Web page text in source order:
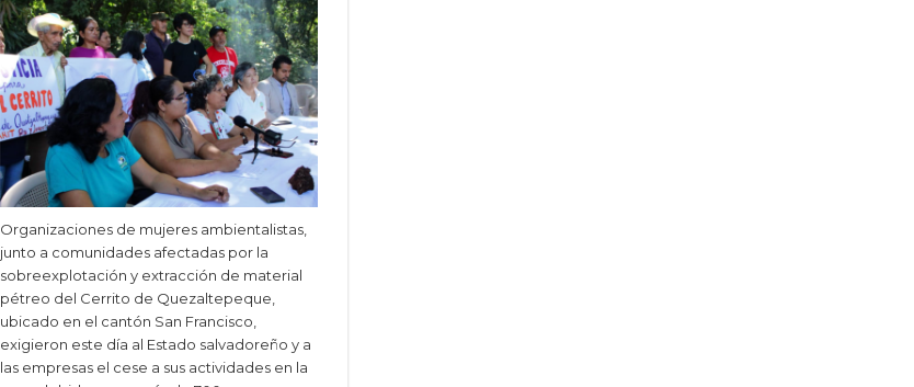
Organizaciones de mujeres ambientalistas,
junto a comunidades afectadas por la
sobreexplotación y extracción de material
pétreo del Cerrito de Quezaltepeque,
ubicado en el cantón San Francisco,
exigieron este día al Estado salvadoreño y a
las empresas el cese a sus actividades en la